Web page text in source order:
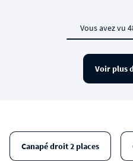
Vous avez vu
Voir plus
Canapé droit 2 places